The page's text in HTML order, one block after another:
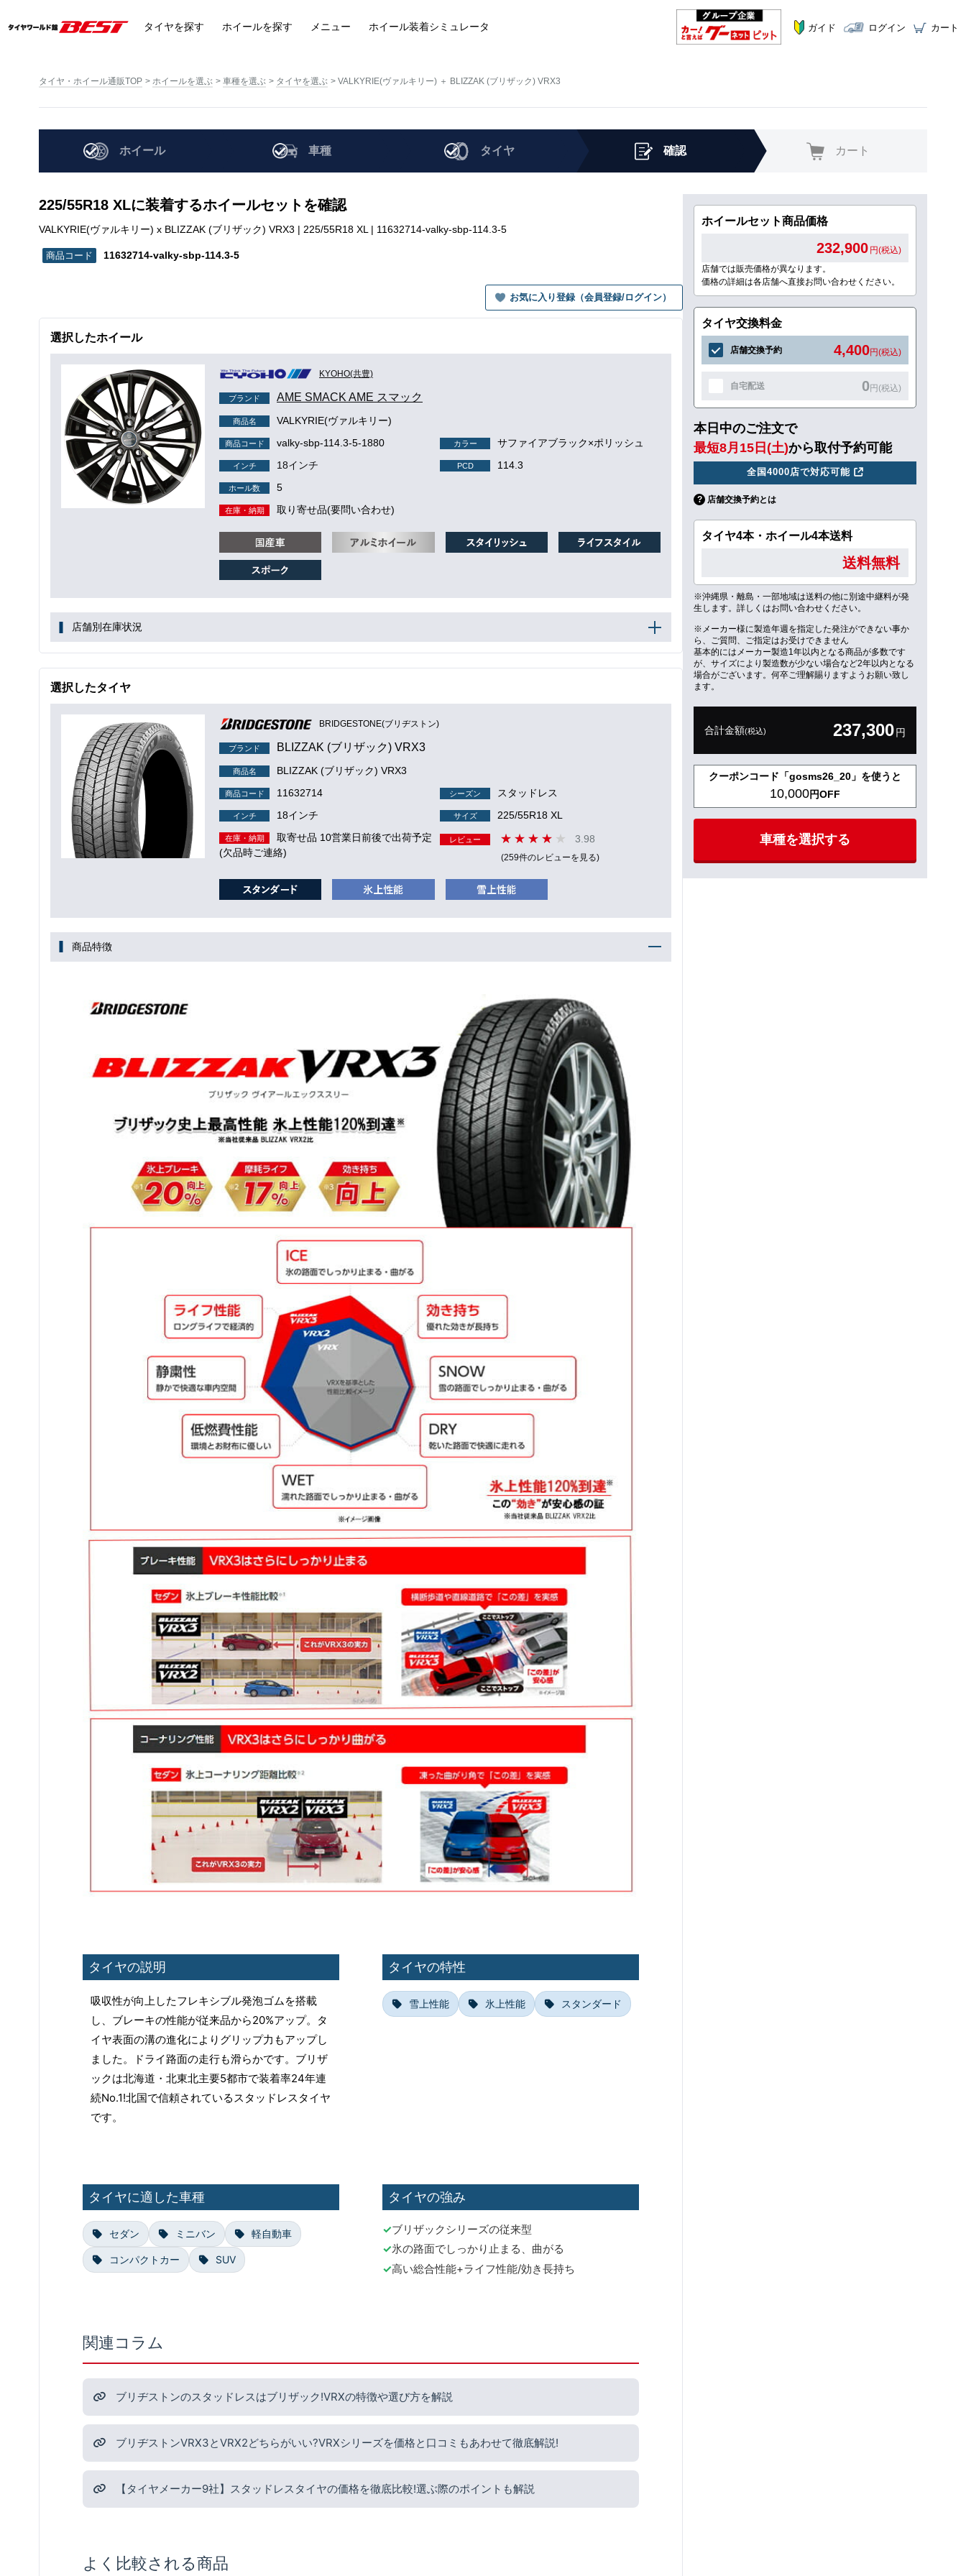
タイヤを探す ホイールを探す メニュー ホイール装着シミュレータ ガイド ログイン カート
タイヤ・ホイール通販TOP ホイールを選ぶ 車種を選ぶ タイヤを選ぶ VALKYRIE(ヴァルキリー) ＋ BLIZZAK (ブリザック) VRX3
ホイール 車種 タイヤ 確認 カート
225/55R18 XLに装着するホイールセットを確認
VALKYRIE(ヴァルキリー) x BLIZZAK (ブリザック) VRX3 | 225/55R18 XL | 11632714-valky-sbp-114.3-5
11632714-valky-sbp-114.3-5
お気に入り登録（会員登録/ログイン）
選択したホイール
KYOHO(共豊)
ブランド AME SMACK AME スマック
商品名 VALKYRIE(ヴァルキリー)
商品コード valky-sbp-114.3-5-1880 カラー サファイアブラック×ポリッシュ
インチ 18インチ PCD 114.3
ホール数 5
在庫・納期 取り寄せ品(要問い合わせ)
店舗別在庫状況
選択したタイヤ
BRIDGESTONE(ブリヂストン)
ブランド BLIZZAK (ブリザック) VRX3
商品名 BLIZZAK (ブリザック) VRX3
商品コード 11632714 シーズン スタッドレス
インチ 18インチ サイズ 225/55R18 XL
在庫・納期
取寄せ品 10営業日前後で出荷予定
(欠品時ご連絡)
レビュー 3.98
(259件のレビューを見る)
商品特徴
タイヤの説明
吸収性が向上したフレキシブル発泡ゴムを搭載
し、ブレーキの性能が従来品から20%アップ。タ
イヤ表面の溝の進化によりグリップ力もアップし
ました。ドライ路面の走行も滑らかです。ブリザ
ックは北海道・北東北主要5都市で装着率24年連
続No.1!北国で信頼されているスタッドレスタイヤ
です。
タイヤの特性
雪上性能 氷上性能 スタンダード
タイヤに適した車種
セダン ミニバン 軽自動車
コンパクトカー SUV
タイヤの強み
ブリザックシリーズの従来型
氷の路面でしっかり止まる、曲がる
高い総合性能+ライフ性能/効き長持ち
関連コラム
ブリヂストンのスタッドレスはブリザック!VRXの特徴や選び方を解説
ブリヂストンVRX3とVRX2どちらがいい?VRXシリーズを価格と口コミもあわせて徹底解説!
【タイヤメーカー9社】スタッドレスタイヤの価格を徹底比較!選ぶ際のポイントも解説
よく比較される商品
ホイールセット商品価格
232,900 円(税込)
店舗では販売価格が異なります。
価格の詳細は各店舗へ直接お問い合わせください。
タイヤ交換料金
店舗交換予約 4,400円(税込)
自宅配送 0円(税込)
本日中のご注文で
最短8月15日(土)から取付予約可能
全国4000店で対応可能
店舗交換予約とは
タイヤ4本・ホイール4本送料
送料無料
※沖縄県・離島・一部地域は送料の他に別途中継料が発
生します。詳しくはお問い合わせください。
※メーカー様に製造年週を指定した発注ができない事か
ら、ご質問、ご指定はお受けできません
基本的にはメーカー製造1年以内となる商品が多数です
が、サイズにより製造数が少ない場合など2年以内となる
場合がございます。何卒ご理解賜りますようお願い致し
ます。
合計金額(税込) 237,300円
クーポンコード「gosms26_20」を使うと
10,000円OFF
車種を選択する